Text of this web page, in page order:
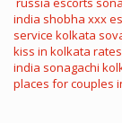
india shobha xxx
service kolkata
kiss in kolkata
india sonagachi
places for couples